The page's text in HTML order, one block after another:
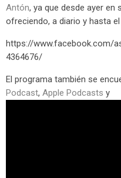
Antón, ya que desde ayer en
ofreciendo, a diario y hasta
https://www.facebook.com/
4364676/
El programa también se
Podcast, Apple Podcasts y